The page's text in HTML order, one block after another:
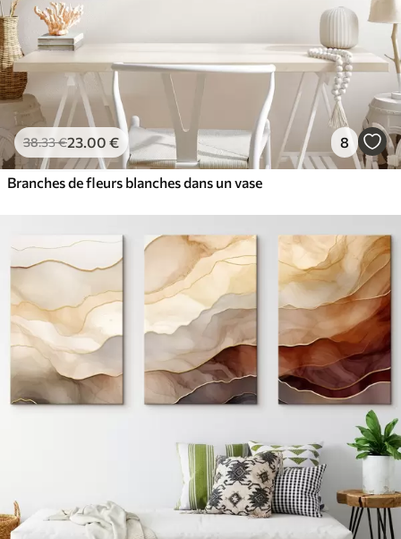
38.33€23 .00 € 8
Branches de fleurs blanches dans un vase